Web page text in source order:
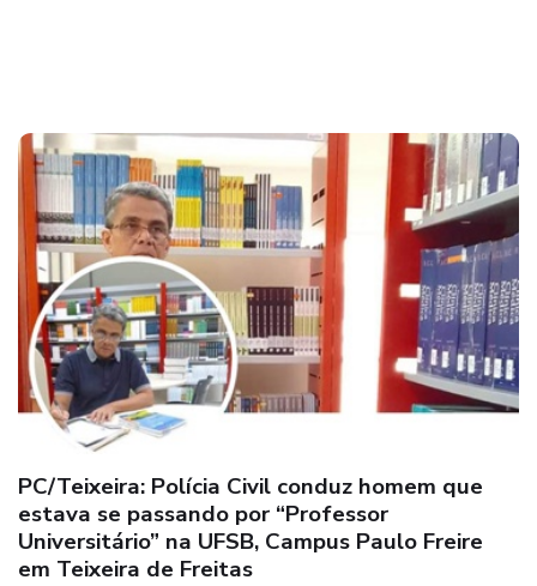
PC/Teixeira: Polícia Civil conduz homem que
estava se passando por “Professor
Universitário” na UFSB, Campus Paulo Freire
em Teixeira de Freitas